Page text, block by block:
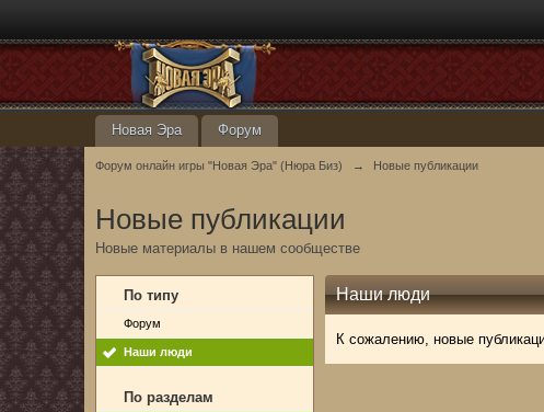
Новая Эра Форум
Форум онлайн игры "Новая Эра" (Нюра Биз) → Новые публикации
Новые публикации
Новые материалы в нашем сообществе
По типу
Форум
Наши люди
По разделам
Наши люди
К сожалению, новые